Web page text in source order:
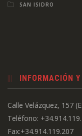
SAN ISIDRO
INFORMACIÓN
Calle Velázquez, 157
Teléfono:
Fax:+34.914.119.207